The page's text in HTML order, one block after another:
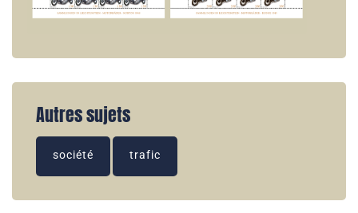
Autres sujets
société trafic